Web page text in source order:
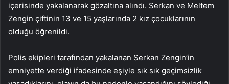
içerisinde yakalanarak gözaltına alındı. Serkan ve Meltem
Zengin çiftinin 13 ve 15 yaşlarında 2 kız çocuklarının
olduğu öğrenildi.
Polis ekipleri tarafından yakalanan Serkan Zengin’in
emniyette verdiği ifadesinde eşiyle sık sık geçimsizlik